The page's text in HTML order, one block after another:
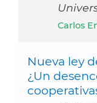
Carlos
Nueva ley
¿Un